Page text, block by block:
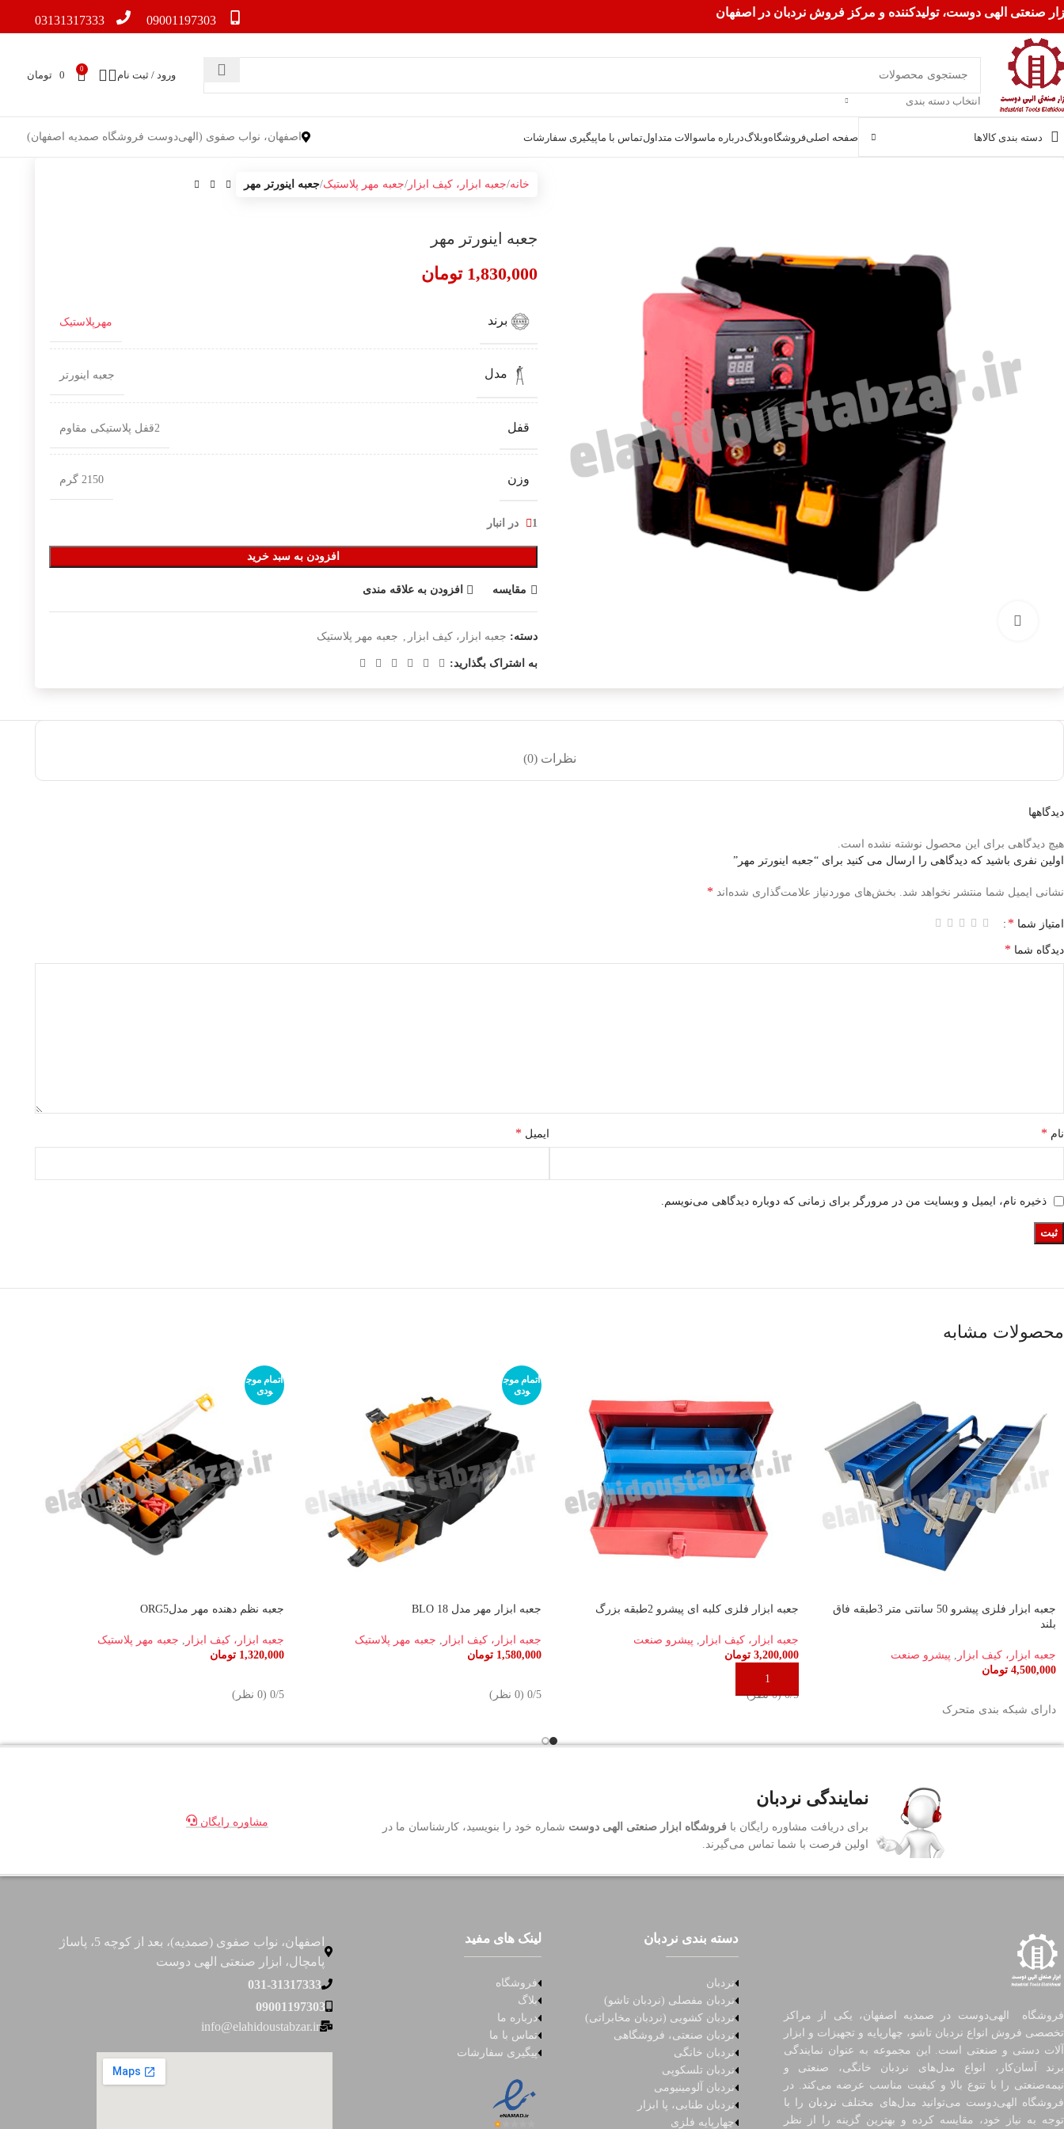
صنعتی الهی دوست، تولیدکننده و مرکز فروش نردبان در اصفهان
09001197303
03131317333
انتخاب دسته بندی
ورود / ثبت نام
0
0 تومان
دسته بندی کالاها صفحه اصلیفروشگاهوبلاگدرباره ماسوالات متداولتماس با ماپیگیری سفارشات اصفهان، نواب صفوی (الهی‌دوست فروشگاه صمدیه اصفهان)
خانه جعبه ابزار، کیف ابزار جعبه مهر پلاستیک جعبه اینورتر مهر
جعبه اینورتر مهر
1,830,000 تومان
برند مهرپلاستیک
مدل جعبه اینورتر
قفل 2قفل پلاستیکی مقاوم
وزن 2150 گرم
1 در انبار
افزودن به سبد خرید
مقایسه افزودن به علاقه مندی
دسته: جعبه ابزار، کیف ابزار , جعبه مهر پلاستیک
به اشتراک بگذارید:
نظرات (0)
دیدگاهها
هیچ دیدگاهی برای این محصول نوشته نشده است.
اولین نفری باشید که دیدگاهی را ارسال می کنید برای “جعبه اینورتر مهر”
نشانی ایمیل شما منتشر نخواهد شد. بخش‌های موردنیاز علامت‌گذاری شده‌اند *
امتیاز شما *
دیدگاه شما *
نام * ایمیل *
ذخیره نام، ایمیل و وبسایت من در مرورگر برای زمانی که دوباره دیدگاهی می‌نویسم.
محصولات مشابه
جعبه ابزار فلزی پیشرو 50 سانتی متر 3طبقه فاق
بلند
جعبه ابزار، کیف ابزار
پیشرو صنعت
4,500,000 تومان
دارای شبکه بندی متحرک
جعبه ابزار فلزی کلبه ای پیشرو 2طبقه بزرگ
جعبه ابزار، کیف ابزار
پیشرو صنعت
3,200,000 تومان
افزودن به سبد خرید
‫0/5 ‫(0 نظر)
اتمام موج
ودی
جعبه ابزار مهر مدل BLO 18
جعبه ابزار، کیف ابزار
جعبه مهر پلاستیک
1,580,000 تومان
‫0/5 ‫(0 نظر)
اتمام موج
ودی
جعبه نظم دهنده مهر مدلORG5
جعبه ابزار، کیف ابزار
جعبه مهر پلاستیک
1,320,000 تومان
‫0/5 ‫(0 نظر)
نمایندگی نردبان
برای دریافت مشاوره رایگان با فروشگاه ابزار صنعتی الهی دوست شماره خود را بنویسید، کارشناسان ما در
اولین فرصت با شما تماس می‌گیرند.
مشاوره رایگان
فروشگاه الهی‌دوست در صمدیه اصفهان، یکی از مراکز
تخصصی فروش انواع نردبان تاشو، چهارپایه و تجهیزات و ابزار
آلات دستی و صنعتی است. این مجموعه به عنوان نمایندگی
برند آسان‌کار، انواع مدل‌های نردبان خانگی، صنعتی و
نیمه‌صنعتی را با تنوع بالا و کیفیت مناسب عرضه می‌کند. در
فروشگاه الهی‌دوست می‌توانید مدل‌های مختلف نردبان را با
توجه به نیاز خود، مقایسه کرده و بهترین گزینه را از نظر
دسته بندی نردبان
نردبان
نردبان مفصلی (نردبان تاشو)
نردبان کشویی (نردبان مخابراتی)
نردبان صنعتی، فروشگاهی
نردبان خانگی
نردبان تلسکوپی
نردبان آلومینیومی
نردبان طنابی، پا ابزار
چهارپایه فلزی
لینک های مفید
فروشگاه
بلاگ
درباره ما
تماس با ما
پیگیری سفارشات
اصفهان، نواب صفوی (صمدیه)، بعد از کوچه 5، پاساژ
پامچال، ابزار صنعتی الهی دوست
031-31317333
09001197303
info@elahidoustabzar.ir